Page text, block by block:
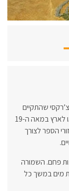
שהתקיים
במקום עד מלחמה ששת הימים. הצ’רקסים הובאו לארץ במאה ה-19
הספר לצורך
פחם. השמורה
מים במשך כל